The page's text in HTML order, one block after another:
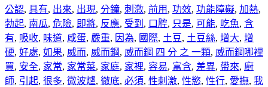
公認, 具有, 出來, 出現, 分鐘, 刺激, 前用 , 功效, 功能障礙, 加熱,
勃起, 南瓜, 危險, 即將, 反應, 受到 , 口腔, 只是, 可能, 吃魚, 含
有, 吸收, 味道, 咸蛋, 嚴重, 因為, 國際, 土豆, 土豆絲, 增大, 增
硬, 好處, 如果, 威而, 威而鋼, 威而鋼 四 分 之 一顆, 威而鋼哪裡
買, 安全, 家常, 家常菜, 家庭, 家裡, 容易, 富含, 差異, 帶來, 廚
師, 引起, 很多, 微波爐, 徹底, 必須, 性刺激, 性慾, 性行, 愛撫, 我